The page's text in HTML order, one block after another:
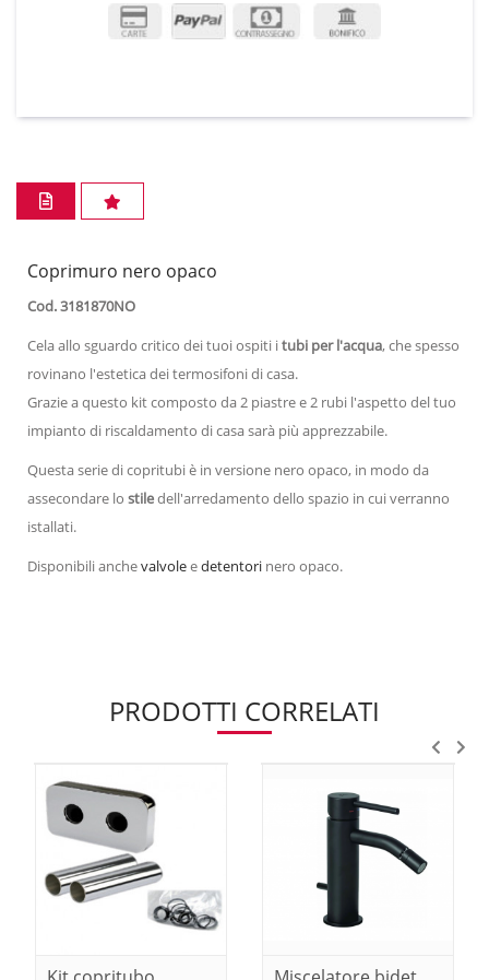
Coprimuro nero opaco
Cod. 3181870NO
Cela allo sguardo critico dei tuoi ospiti itubi per l'acqua, che spesso
rovinano l'estetica dei termosifoni di casa.
Grazie a questo kit composto da 2 piastre e 2 rubi l'aspetto del tuo
impianto di riscaldamento di casa sarà più apprezzabile.
Questa serie di copritubi è in versione nero opaco, in modo da
assecondare lo stiledell'arredamento dello spazio in cui verranno
istallati.
Disponibili anchevalvoleedetentori nero opaco.
PRODOTTI CORRELATI